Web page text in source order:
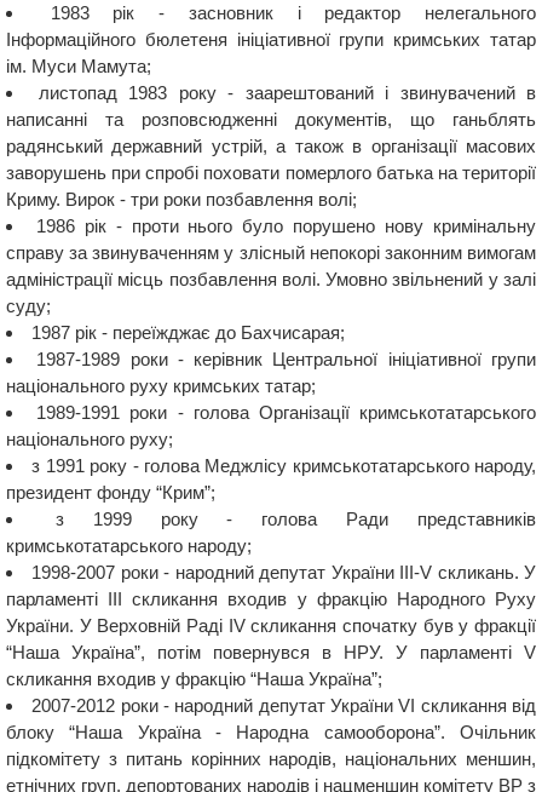
1983 рік - засновник і редактор нелегального
Інформаційного бюлетеня ініціативної групи кримських татар
ім. Муси Мамута;
листопад 1983 року - заарештований і звинувачений в
написанні та розповсюдженні документів, що ганьблять
радянський державний устрій, а також в організації масових
заворушень при спробі поховати померлого батька на території
Криму. Вирок - три роки позбавлення волі;
1986 рік - проти нього було порушено нову кримінальну
справу за звинуваченням у злісный непокорі законним вимогам
адміністрації місць позбавлення волі. Умовно звільнений у залі
суду;
1987 рік - переїжджає до Бахчисарая;
1987-1989 роки - керівник Центральної ініціативної групи
національного руху кримських татар;
1989-1991 роки - голова Організації кримськотатарського
національного руху;
з 1991 року - голова Меджлісу кримськотатарського народу,
президент фонду “Крим”;
з 1999 року - голова Ради представників
кримськотатарського народу;
1998-2007 роки - народний депутат України III-V скликань. У
парламенті III скликання входив у фракцію Народного Руху
України. У Верховній Раді IV скликання спочатку був у фракції
“Наша Україна”, потім повернувся в НРУ. У парламенті V
скликання входив у фракцію “Наша Україна”;
2007-2012 роки - народний депутат України VI скликання від
блоку “Наша Україна - Народна самооборона”. Очільник
підкомітету з питань корінних народів, національних меншин,
етнічних груп, депортованих народів і нацменшин комітету ВР з